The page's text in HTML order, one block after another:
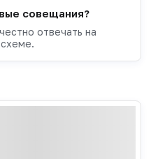
совещания?
отвечать на